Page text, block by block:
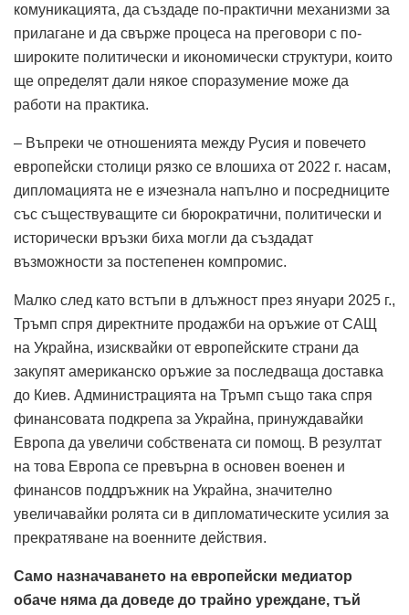
комуникацията, да създаде по-практични механизми за
прилагане и да свърже процеса на преговори с по-
широките политически и икономически структури, които
ще определят дали някое споразумение може да
работи на практика.
– Въпреки че отношенията между Русия и повечето
европейски столици рязко се влошиха от 2022 г. насам,
дипломацията не е изчезнала напълно и посредниците
със съществуващите си бюрократични, политически и
исторически връзки биха могли да създадат
възможности за постепенен компромис.
Малко след като встъпи в длъжност през януари 2025 г.,
Тръмп спря директните продажби на оръжие от САЩ
на Украйна, изисквайки от европейските страни да
закупят американско оръжие за последваща доставка
до Киев. Администрацията на Тръмп също така спря
финансовата подкрепа за Украйна, принуждавайки
Европа да увеличи собствената си помощ. В резултат
на това Европа се превърна в основен военен и
финансов поддръжник на Украйна, значително
увеличавайки ролята си в дипломатическите усилия за
прекратяване на военните действия.
Само назначаването на европейски медиатор
обаче няма да доведе до трайно уреждане, тъй